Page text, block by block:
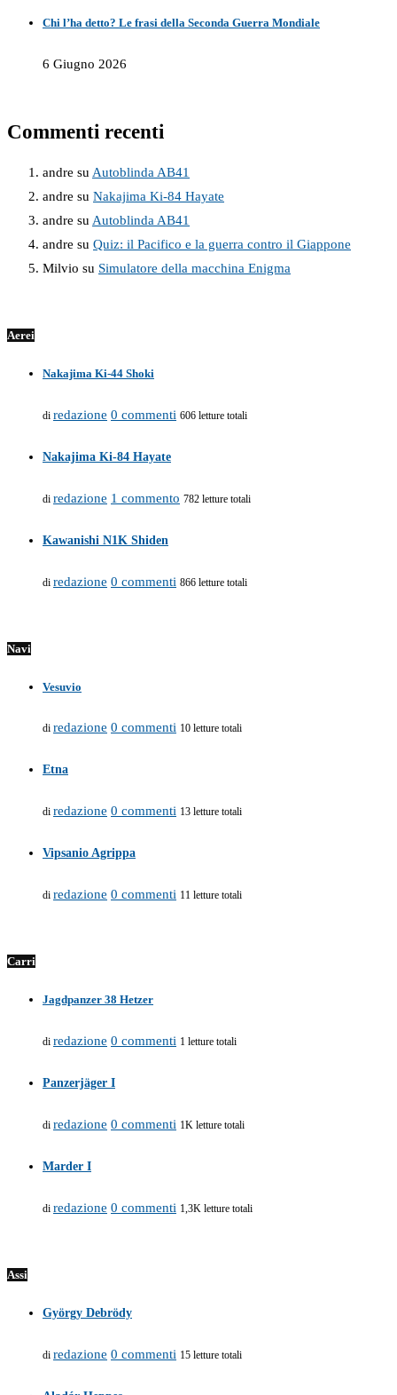
Chi l’ha detto? Le frasi della Seconda Guerra Mondiale
6 Giugno 2026
Commenti recenti
andre su Autoblinda AB41
andre su Nakajima Ki-84 Hayate
andre su Autoblinda AB41
andre su Quiz: il Pacifico e la guerra contro il Giappone
Milvio su Simulatore della macchina Enigma
Aerei
Nakajima Ki-44 Shoki
di redazione 0 commenti 606 letture totali
Nakajima Ki-84 Hayate
di redazione 1 commento 782 letture totali
Kawanishi N1K Shiden
di redazione 0 commenti 866 letture totali
Navi
Vesuvio
di redazione 0 commenti 10 letture totali
Etna
di redazione 0 commenti 13 letture totali
Vipsanio Agrippa
di redazione 0 commenti 11 letture totali
Carri
Jagdpanzer 38 Hetzer
di redazione 0 commenti 1 letture totali
Panzerjäger I
di redazione 0 commenti 1K letture totali
Marder I
di redazione 0 commenti 1,3K letture totali
Assi
György Debrödy
di redazione 0 commenti 15 letture totali